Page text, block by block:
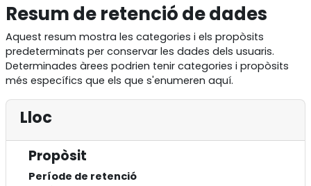
Resum de retenció de dades
Aquest resum mostra les categories i els propòsits
predeterminats per conservar les dades dels usuaris.
Determinades àrees podrien tenir categories i propòsits
més específics que els que s'enumeren aquí.
Lloc
Propòsit
Període de retenció